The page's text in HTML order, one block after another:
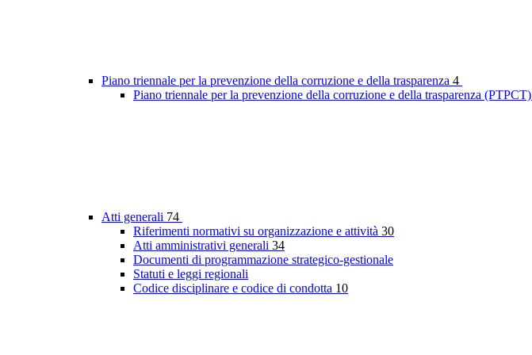
Piano triennale per la prevenzione della corruzione e della trasparenza 4
Piano triennale per la prevenzione della corruzione e della trasparenza (PTPCT)
Atti generali 74
Riferimenti normativi su organizzazione e attività 30
Atti amministrativi generali 34
Documenti di programmazione strategico-gestionale
Statuti e leggi regionali
Codice disciplinare e codice di condotta 10